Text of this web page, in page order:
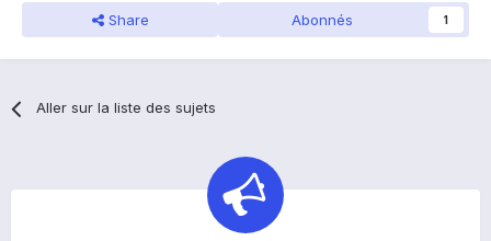
Share Abonnés 1
Aller sur la liste des sujets